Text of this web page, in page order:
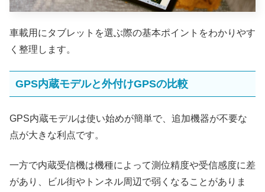
車載用にタブレットを選ぶ際の基本ポイントをわかりやす
く整理します。
GPS内蔵モデルと外付けGPSの比較
GPS内蔵モデルは使い始めが簡単で、追加機器が不要な
点が大きな利点です。
一方で内蔵受信機は機種によって測位精度や受信感度に差
があり、ビル街やトンネル周辺で弱くなることがありま